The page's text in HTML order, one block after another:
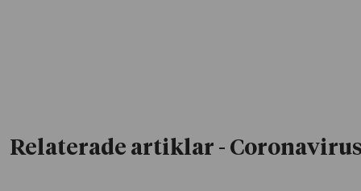
Relaterade artiklar -